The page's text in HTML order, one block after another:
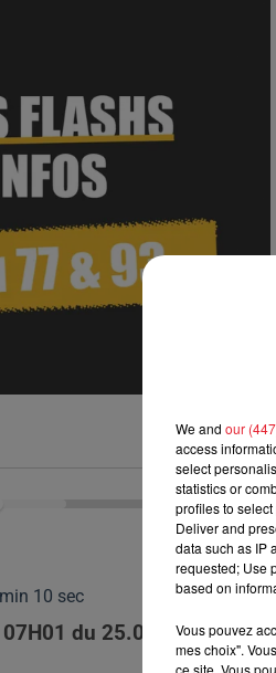
10 sec
07H01 du 25.04.2023
We and our
access
select
statistics or
profiles to
Deliver and
data such as IP
requested; Use
based on
Vous pouvez
mes choix".
ce site. Vous